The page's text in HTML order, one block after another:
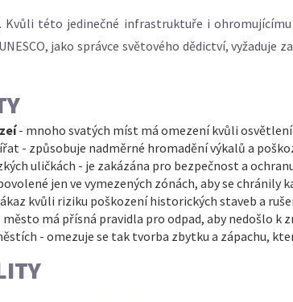
Kvůli této jedinečné infrastruktuře i
jakosprávce světového dědictví, vyžaduje
- mnoho svatých míst má omezení kvůli osvětlení
- způsobuje nadměrné hromadění výkalů a
uličkách - je zakázána pro bezpečnost a
jen ve vymezených zónách, aby se chránily
kvůli riziku poškození historických staveb a
má přísná pravidla pro odpad, aby nedošlo k
- omezuje se tak tvorba zbytku a zápachu,